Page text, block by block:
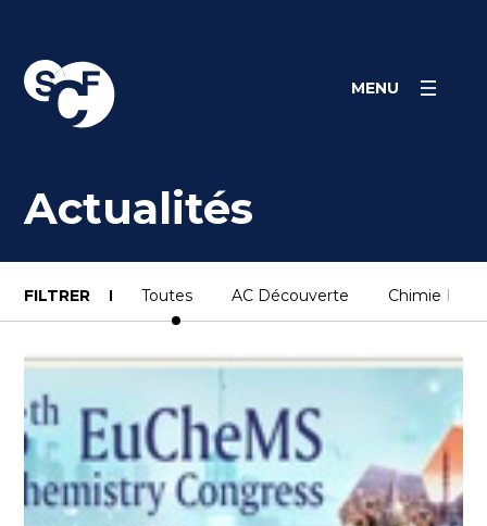
content
MENU
Actualités
FILTRER Toutes AC Découverte Chimie